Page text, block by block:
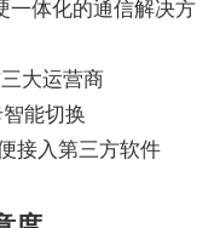
一体化的通信解决方
大运营商
能切换
接入第三方软件